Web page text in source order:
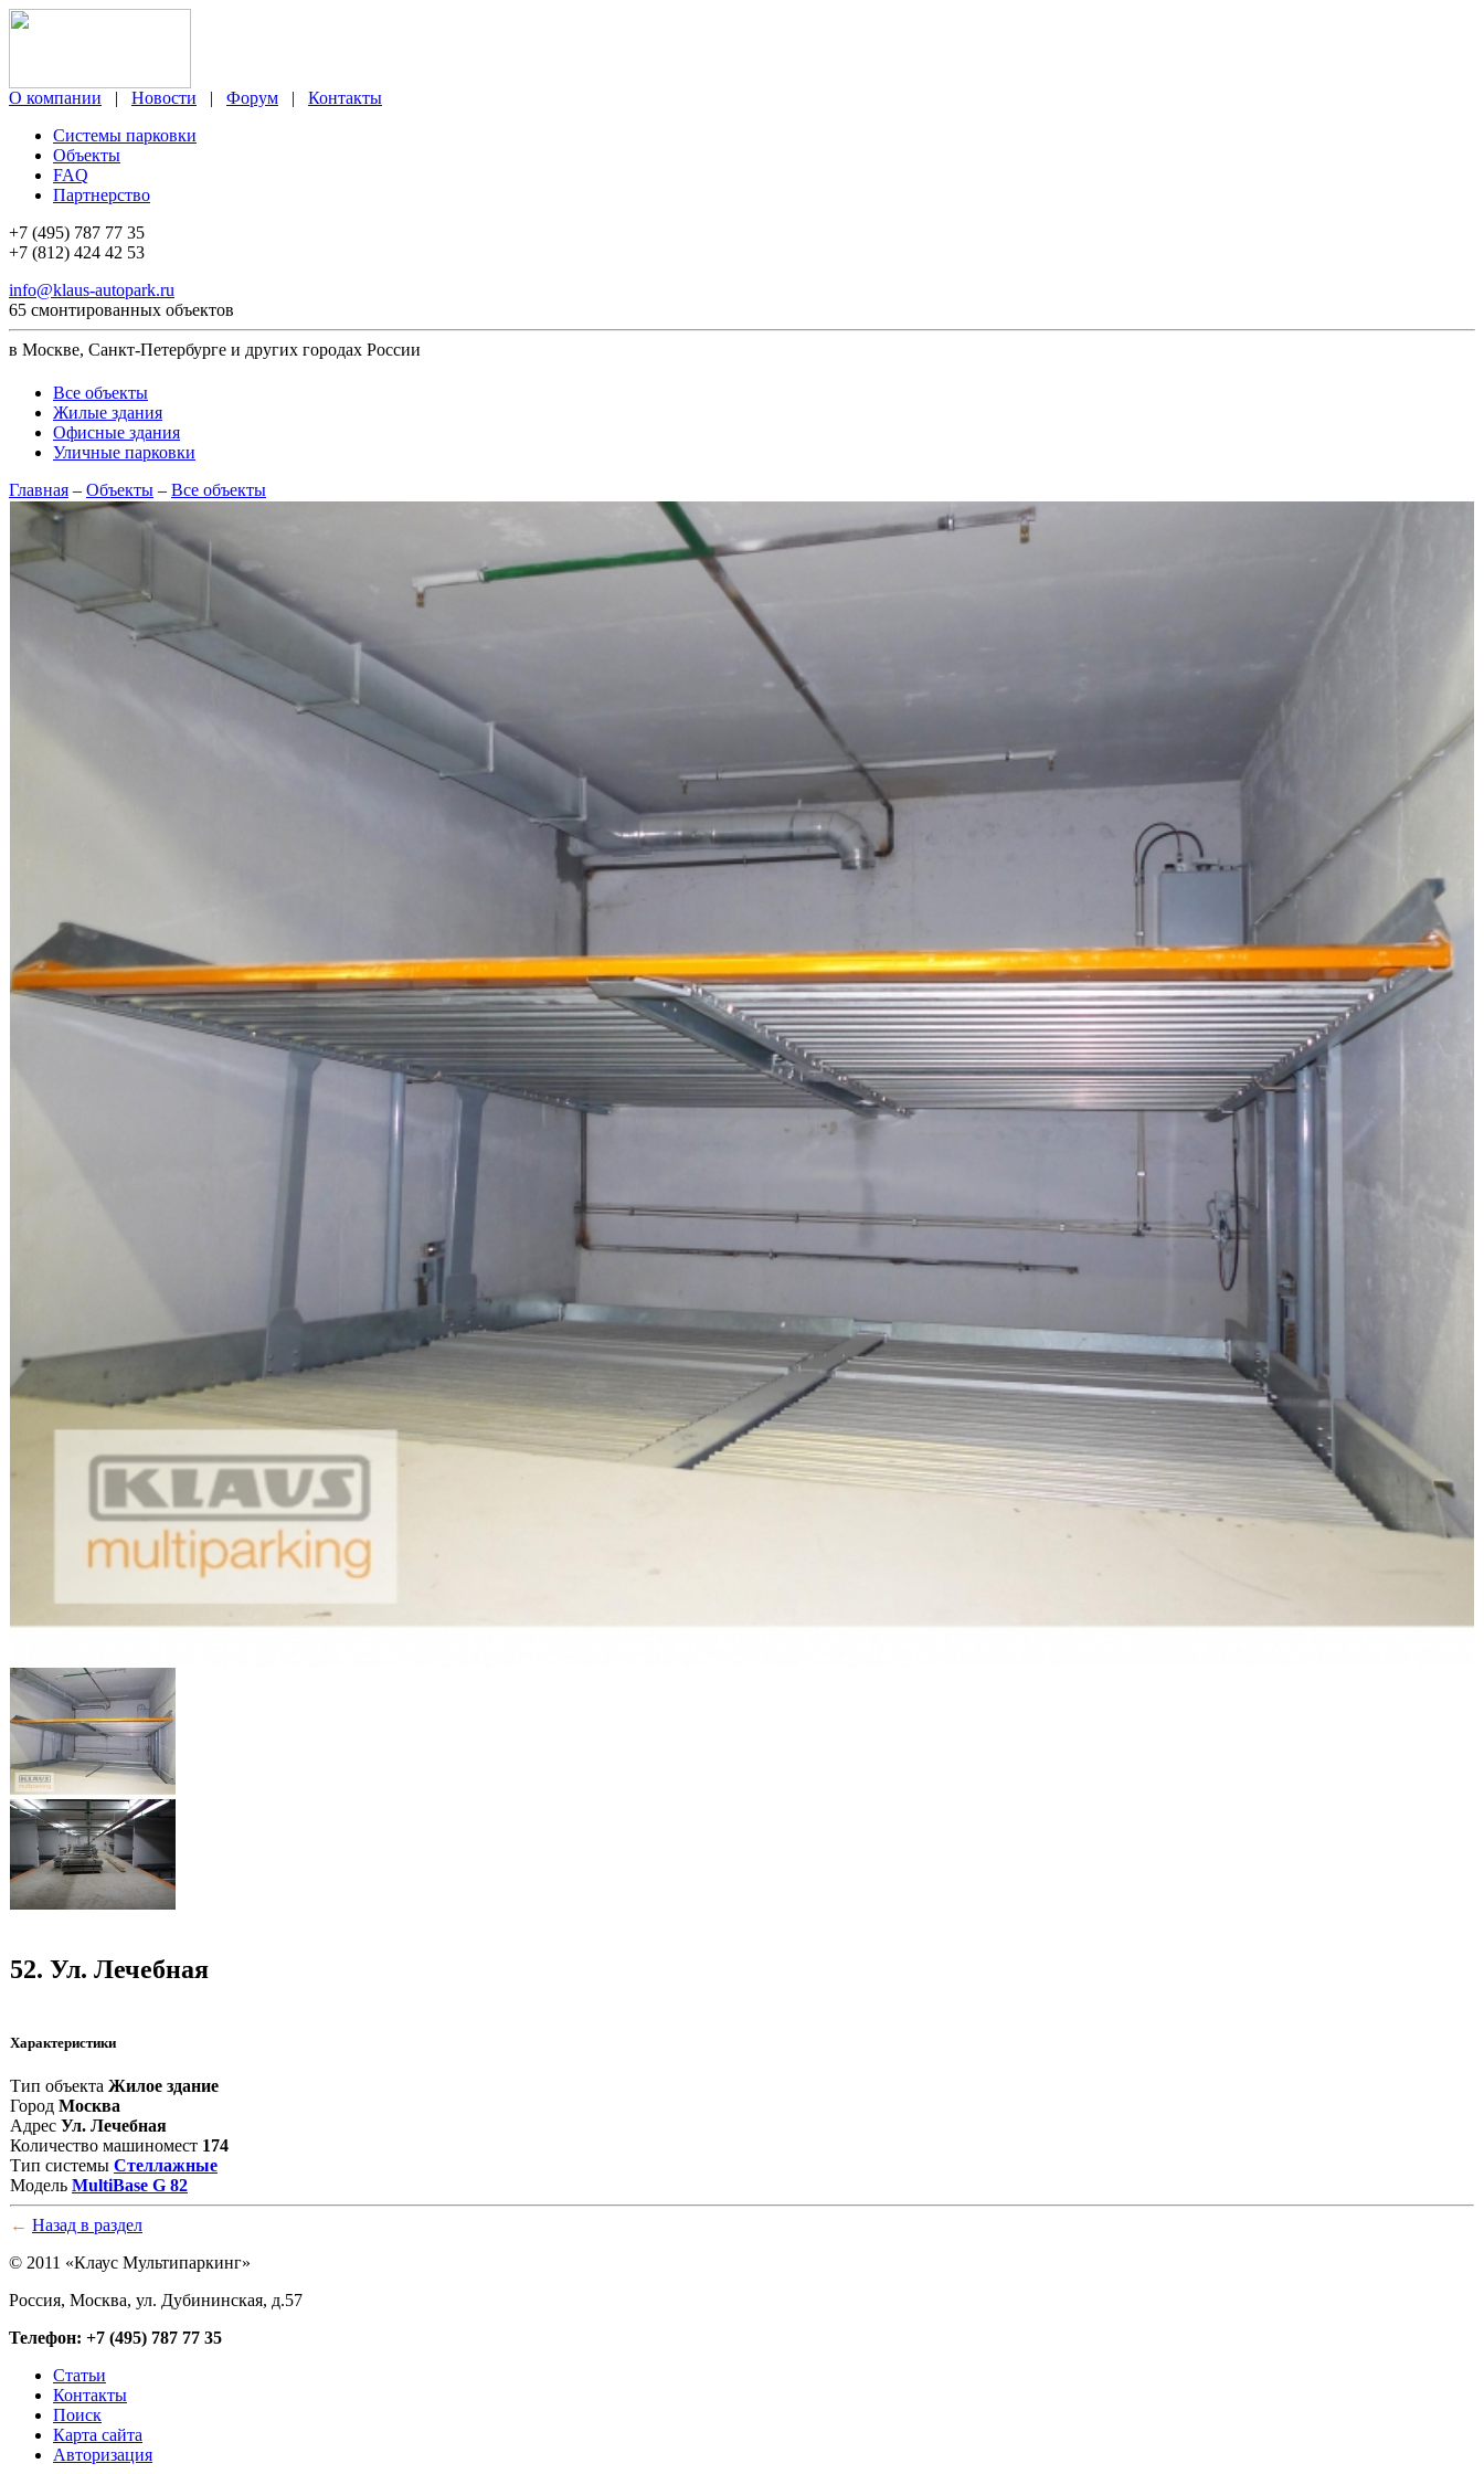
О компании | Новости | Форум |
Контакты
Системы парковки
Объекты
FAQ
Партнерство
+7 (495) 787 77 35
+7 (812) 424 42 53
info@klaus-autopark.ru
65 смонтированных объектов
в Москве, Санкт-Петербурге и других городах России
Все объекты
Жилые здания
Офисные здания
Уличные парковки
Главная – Объекты – Все объекты
52. Ул. Лечебная
Характеристики
Тип объекта Жилое здание
Город Москва
Адрес Ул. Лечебная
Количество машиномест 174
Тип системы Стеллажные
Модель MultiBase G 82
← Назад в раздел
© 2011 «Клаус Мультипаркинг»
Россия, Москва, ул. Дубининская, д.57
Телефон: +7 (495) 787 77 35
Статьи
Контакты
Поиск
Карта сайта
Авторизация